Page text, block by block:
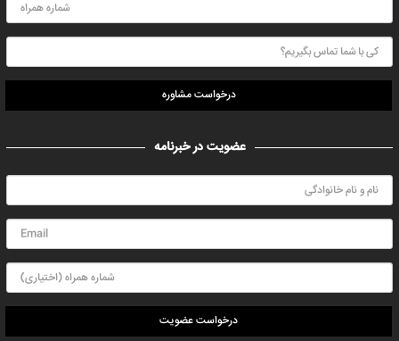
درخواست مشاوره
عضویت در خبرنامه
درخواست عضویت